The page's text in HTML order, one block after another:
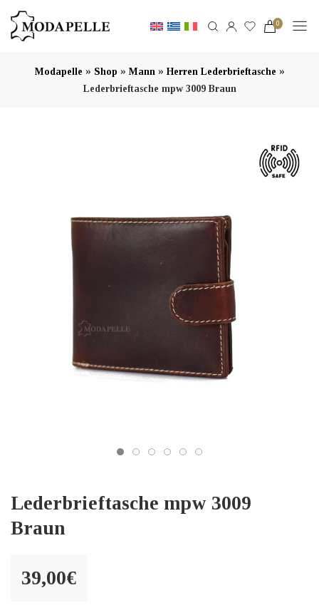
0
Modapelle » Shop » Mann »Herren Lederbrieftasche »
Lederbrieftasche mpw 3009 Braun
Lederbrieftasche mpw 3009
Braun
39,00€